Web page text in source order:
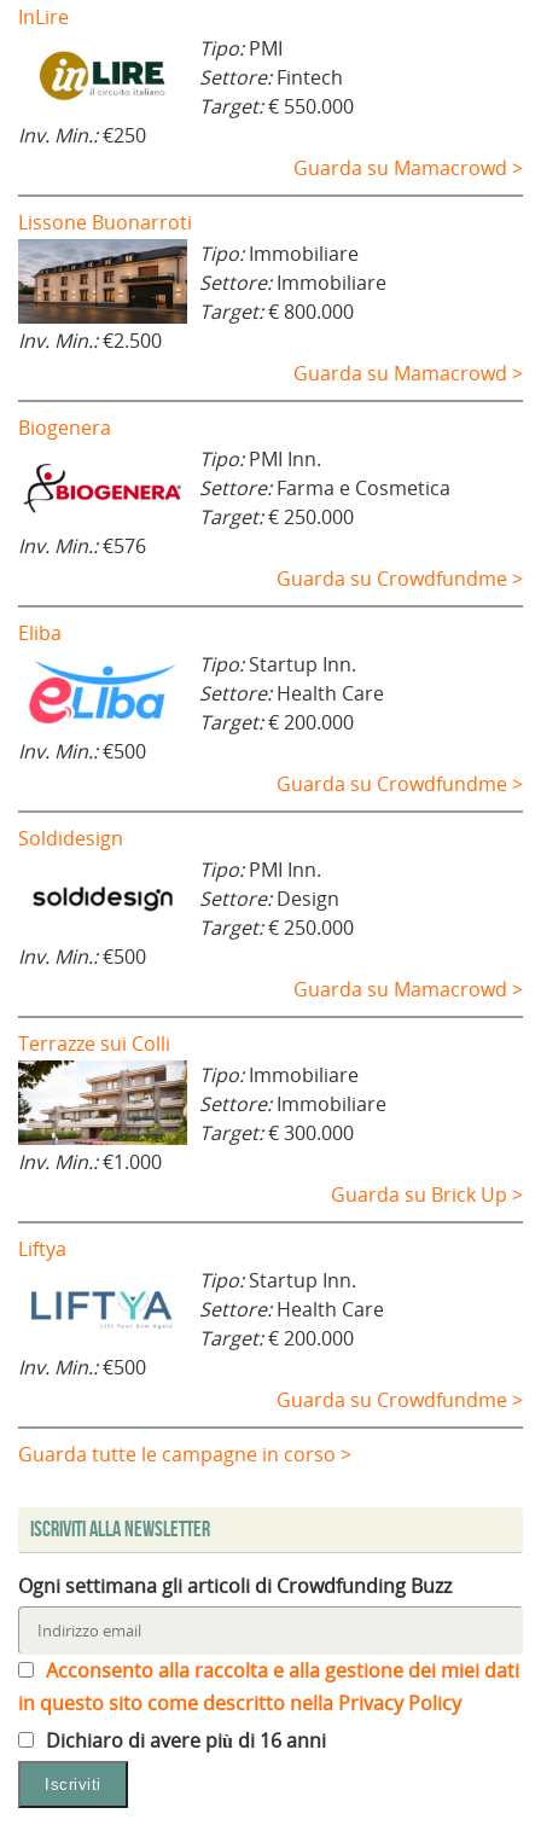
InLire
Tipo:PMI
Settore:Fintech
Target:€ 550.000
Inv. Min.:€250
Guarda su Mamacrowd >
Lissone Buonarroti
Tipo:Immobiliare
Settore:Immobiliare
Target:€ 800.000
Inv. Min.:€2.500
Guarda su Mamacrowd >
Biogenera
Tipo:PMI Inn.
Settore:Farma e Cosmetica
Target:€ 250.000
Inv. Min.:€576
Guarda su Crowdfundme >
Eliba
Tipo:Startup Inn.
Settore:Health Care
Target:€ 200.000
Inv. Min.:€500
Guarda su Crowdfundme >
Soldidesign
Tipo:PMI Inn.
Settore:Design
Target:€ 250.000
Inv. Min.:€500
Guarda su Mamacrowd >
Terrazze sui Colli
Tipo:Immobiliare
Settore:Immobiliare
Target:€ 300.000
Inv. Min.:€1.000
Guarda su Brick Up >
Liftya
Tipo:Startup Inn.
Settore:Health Care
Target:€ 200.000
Inv. Min.:€500
Guarda su Crowdfundme >
Guarda tutte le campagne in corso >
Iscriviti alla Newsletter
Ogni settimana gli articoli di Crowdfunding Buzz
Acconsento alla raccolta e alla gestione dei miei dati
in questo sito come descritto nella Privacy Policy
Dichiaro di avere più di 16 anni